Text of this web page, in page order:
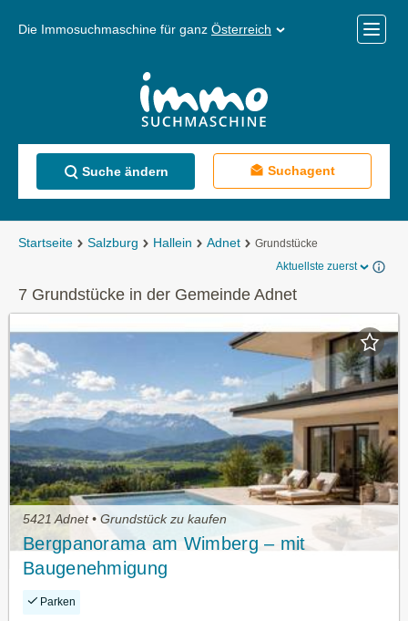
Die Immosuchmaschine für ganz Österreich
Menü
Suche ändern Suchagent
Startseite Salzburg Hallein Adnet
Grundstücke
Aktuellste zuerst
7 Grundstücke in der Gemeinde Adnet
5421 Adnet • Grundstück zu kaufen
Bergpanorama am Wimberg – mit
Baugenehmigung
Parken